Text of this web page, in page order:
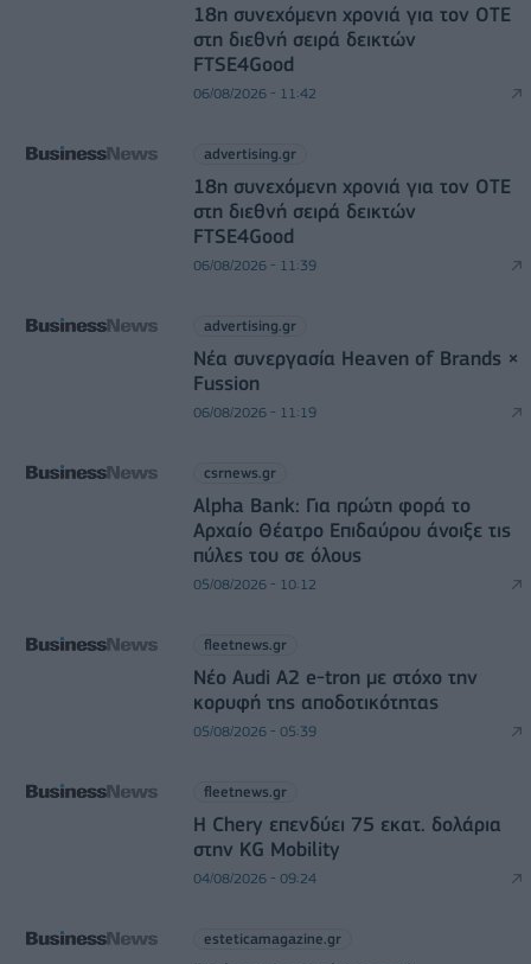
18η συνεχόμενη χρονιά για τον ΟΤΕ
στη διεθνή σειρά δεικτών
FTSE4Good
06/08/2026 - 11:42
advertising.gr
18η συνεχόμενη χρονιά για τον ΟΤΕ
στη διεθνή σειρά δεικτών
FTSE4Good
06/08/2026 - 11:39
advertising.gr
Νέα συνεργασία Heaven of Brands ×
Fussion
06/08/2026 - 11:19
csrnews.gr
Alpha Bank: Για πρώτη φορά το
Αρχαίο Θέατρο Επιδαύρου άνοιξε τις
πύλες του σε όλους
05/08/2026 - 10:12
fleetnews.gr
Νέο Audi A2 e-tron με στόχο την
κορυφή της αποδοτικότητας
05/08/2026 - 05:39
fleetnews.gr
Η Chery επενδύει 75 εκατ. δολάρια
στην KG Mobility
04/08/2026 - 09:24
esteticamagazine.gr